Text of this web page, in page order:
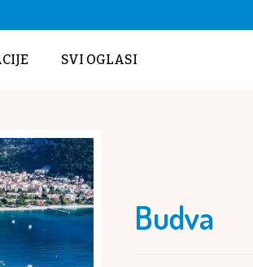
SVI OGLASI
Budva